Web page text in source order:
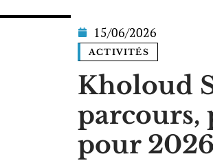
15/06/2026
ACTIVITÉS
Kholoud
parcours,
pour 2026